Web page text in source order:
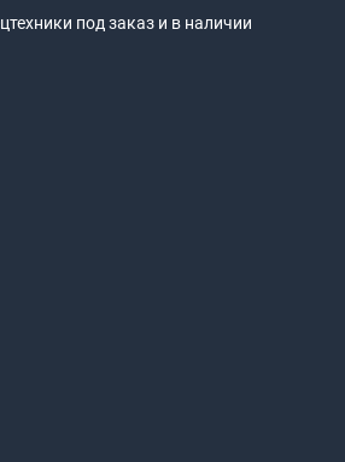
под заказ и в наличии